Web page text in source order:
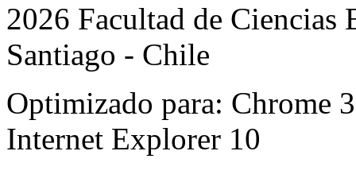
2026 Facultad de
Santiago - Chile
Optimizado para: Chrome
Internet Explorer 10